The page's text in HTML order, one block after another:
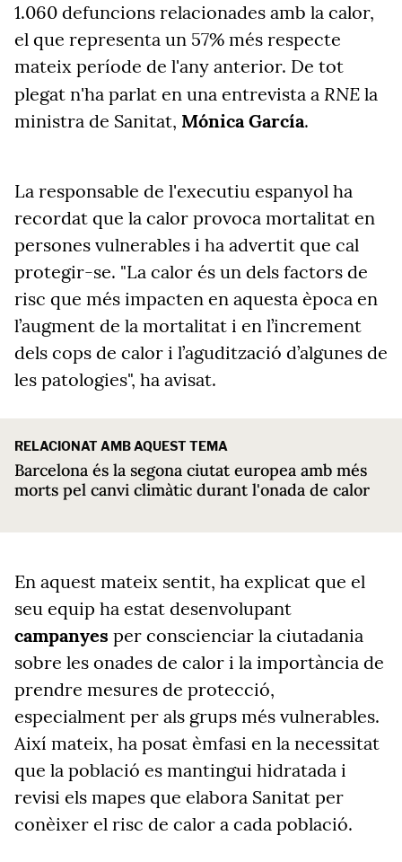
1.060 defuncions relacionades amb la calor,
el que representa un 57% més respecte
mateix període de l'any anterior. De tot
plegat n'ha parlat en una entrevista a RNE la
ministra de Sanitat, Mónica García.
La responsable de l'executiu espanyol ha
recordat que la calor provoca mortalitat en
persones vulnerables i ha advertit que cal
protegir-se. "La calor és un dels factors de
risc que més impacten en aquesta època en
l’augment de la mortalitat i en l’increment
dels cops de calor i l’agudització d’algunes de
les patologies", ha avisat.
RELACIONAT AMB AQUEST TEMA
Barcelona és la segona ciutat europea amb més
morts pel canvi climàtic durant l'onada de calor
En aquest mateix sentit, ha explicat que el
seu equip ha estat desenvolupant
campanyes per conscienciar la ciutadania
sobre les onades de calor i la importància de
prendre mesures de protecció,
especialment per als grups més vulnerables.
Així mateix, ha posat èmfasi en la necessitat
que la població es mantingui hidratada i
revisi els mapes que elabora Sanitat per
conèixer el risc de calor a cada població.